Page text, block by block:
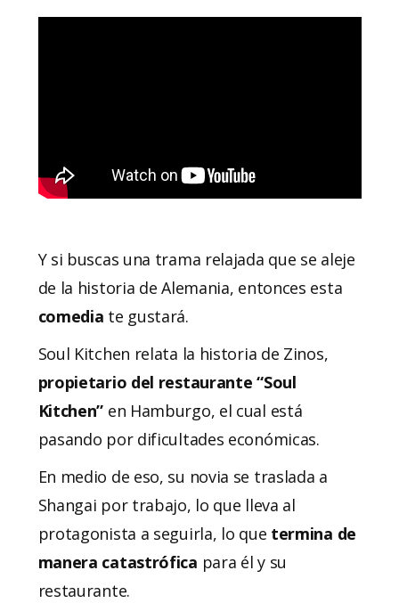
Y si buscas una trama relajada que se aleje
de la historia de Alemania, entonces esta
comedia te gustará.
Soul Kitchen relata la historia de Zinos,
propietario del restaurante “Soul
Kitchen” en Hamburgo, el cual está
pasando por dificultades económicas.
En medio de eso, su novia se traslada a
Shangai por trabajo, lo que lleva al
protagonista a seguirla, lo que termina de
manera catastrófica para él y su
restaurante.